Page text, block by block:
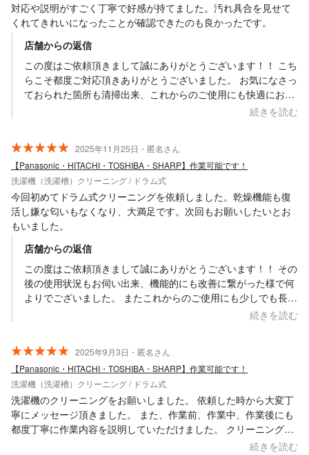
対応や説明がすごく丁寧で好感が持てました。汚れ具合を見せて
くれてきれいになったことが確認できたのも良かったです。
店舗からの返信
この度はご依頼頂きまして誠にありがとうございます！！ こち
らこそ都度ご対応頂きありがとうございました。 お気になさっ
ておられた箇所も清掃出来、これからのご使用にも快適にお使
い頂ければ幸いでございます。 また必要な際にはお声掛け・ご
続きを読む
2025年11月25日・匿名さん
【Panasonic・HITACHI・TOSHIBA・SHARP】作業可能です！
洗濯機（洗濯槽）クリーニング / ドラム式
今回初めてドラム式クリーニングを依頼しました。乾燥機能も復
活し嫌な匂いもなくなり、大満足です。次回もお願いしたいとお
もいました。
店舗からの返信
この度はご依頼頂きまして誠にありがとうございます！！ その
後の使用状況もお伺い出来、機能的にも改善に繋がった様で何
よりでございました。 またこれからのご使用にも少しでも長い
期間でより良くお使い頂ければと思います。 ドラム式洗濯機ク
感じたタイミングでお声掛け・ご依頼頂ければと思っておりま
す。 その際にはぜひまたよろしくお願い致します。 Saskene
齋藤一貴
続きを読む
2025年9月3日・匿名さん
【Panasonic・HITACHI・TOSHIBA・SHARP】作業可能です！
洗濯機（洗濯槽）クリーニング / ドラム式
洗濯機のクリーニングをお願いしました。 依頼した時から大変丁
寧にメッセージ頂きました。 また、作業前、作業中、作業後にも
都度丁寧に作業内容を説明していただけました。 クリーニング
後、洗濯物の生乾き臭がなくなりました！こんなに効果出るも
続きを読む